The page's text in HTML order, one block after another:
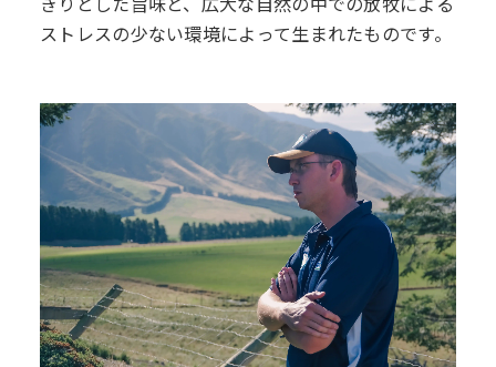
きりとした旨味と、広大な自然の中での放牧による
ストレスの少ない環境によって生まれたものです。